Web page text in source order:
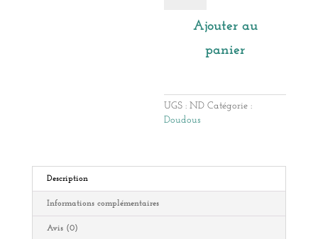
Ajouter au
panier
UGS :ND Catégorie :
Doudous
Description
Informations complémentaires
Avis (0)